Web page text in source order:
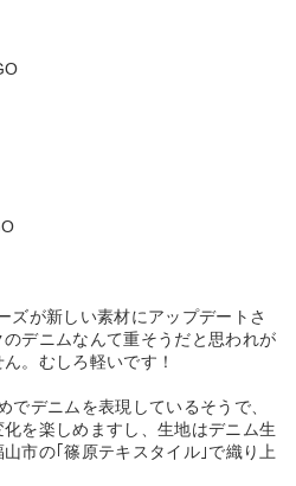
ズが新しい素材にアップデートさ
デニムなんて重そうだと思われが
。むしろ軽いです！
でデニムを表現しているそうで、
を楽しめますし、生地はデニム生
市の｢篠原テキスタイル｣で織り上